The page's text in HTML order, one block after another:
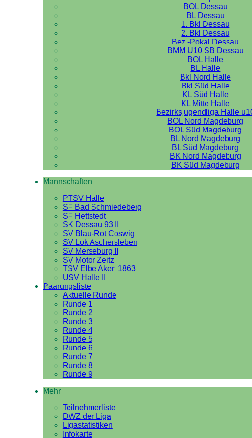
BOL Dessau
BL Dessau
1. Bkl Dessau
2. Bkl Dessau
Bez.-Pokal Dessau
BMM U10 SB Dessau
BOL Halle
BL Halle
Bkl Nord Halle
Bkl Süd Halle
KL Süd Halle
KL Mitte Halle
Bezirksjugendliga Halle
BOL Nord Magdeburg
BOL Süd Magdeburg
BL Nord Magdeburg
BL Süd Magdeburg
BK Nord Magdeburg
BK Süd Magdeburg
Mannschaften
PTSV Halle
SF Bad Schmiedeberg
SF Hettstedt
SK Dessau 93 II
SV Blau-Rot Coswig
SV Lok Aschersleben
SV Merseburg II
SV Motor Zeitz
TSV Elbe Aken 1863
USV Halle II
Paarungsliste
Aktuelle Runde
Runde 1
Runde 2
Runde 3
Runde 4
Runde 5
Runde 6
Runde 7
Runde 8
Runde 9
Mehr
Teilnehmerliste
DWZ der Liga
Ligastatistiken
Infokarte